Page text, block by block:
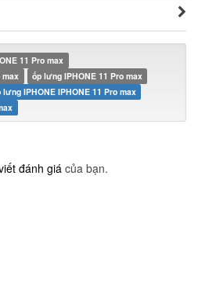
11 Pro max
max
ốp lưng IPHONE 11 Pro max
lưng IPHONE IPHONE 11 Pro max
đánh giá của bạn.